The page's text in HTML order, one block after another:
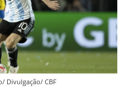
Divulgação/ CBF